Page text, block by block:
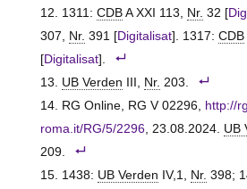
1311: CDBA XXI 113, Nr. 32 [
307,
Nr. 391 [Digitalisat]. 1317: CDB
[Digitalisat].
UB Verden
Nr. 203.
RG Online, RG V 02296,
http://
roma.it/RG/5/2296, 23.08.2024. UB
209.
1438: UB Verden IV,1, Nr. 398;